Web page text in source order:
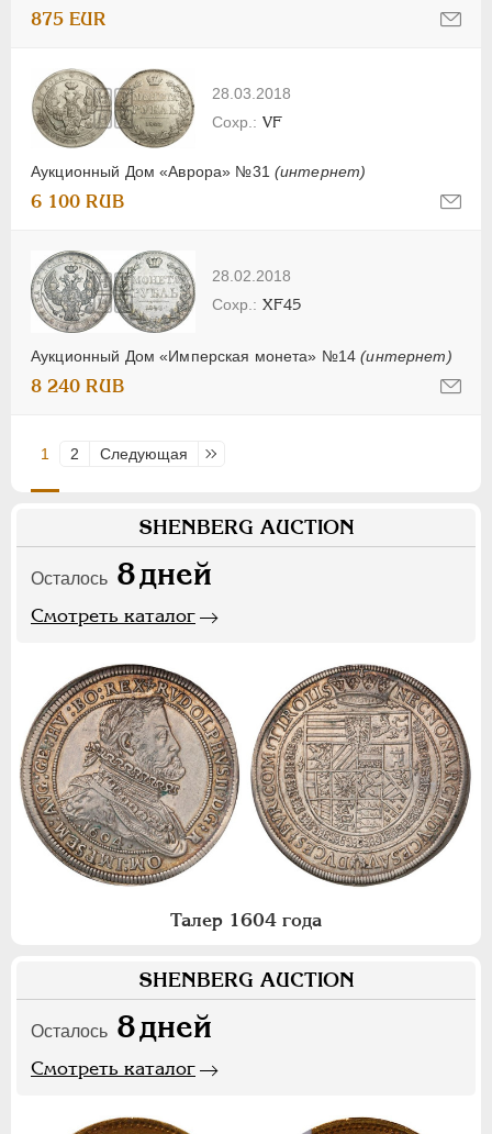
875 EUR
28.03.2018
Аукционный Дом «Аврора» №31 (интернет)
VF
6 100 RUB
28.02.2018
Аукционный Дом «Имперская монета» №14(интернет)
XF45
8 240 RUB
1 2 Следующая Последняя
SHENBERG AUCTION
Осталось 8дней
Смотреть каталог
Талер 1604 года
SHENBERG AUCTION
Осталось 8дней
Смотреть каталог